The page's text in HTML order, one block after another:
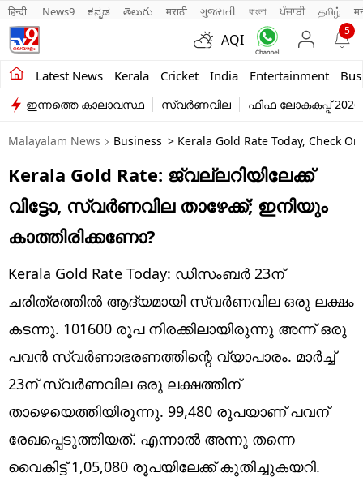
हिन्दी News9 ಕನ್ನಡ తెలుగు मराठी ગુજરાતી বাংলা ਪੰਜਾਬੀ தமிழ்
AQI
5
Latest News Kerala Cricket India Entertainment
Kerala
India
Entertainment
Business
Education
Lifestyle
world
Technology
Religion
Web Story
ഇന്നത്തെ കാലാവസ്ഥ സ്വർണവില ഫിഫ ലോകകപ്പ് 2026
Malayalam News Business > Kerala Gold Rate Today, Check
Kerala Gold Rate: ജ്വല്ലറിയിലേക്ക്
വിട്ടോ, സ്വർണവില താഴേക്ക്; ഇനിയും
കാത്തിരിക്കണോ?
Kerala Gold Rate Today: ഡിസംബർ 23ന്
ചരിത്രത്തിൽ ആദ്യമായി സ്വർണവില ഒരു ലക്ഷം
കടന്നു. 101600 രൂപ നിരക്കിലായിരുന്നു അന്ന് ഒരു
പവൻ സ്വർണാഭരണത്തിന്റെ വ്യാപാരം. മാർച്ച്
23ന് സ്വർണവില ഒരു ലക്ഷത്തിന്
താഴെയെത്തിയിരുന്നു. 99,480 രൂപയാണ് പവന്
രേഖപ്പെടുത്തിയത്. എന്നാൽ അന്നു തന്നെ
വൈകിട്ട് 1,05,080 രൂപയിലേക്ക് കുതിച്ചുകയറി.